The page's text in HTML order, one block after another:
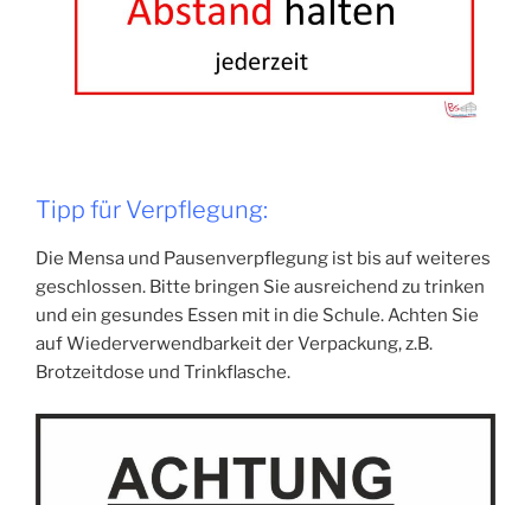
Tipp für Verpflegung:
Die Mensa und Pausenverpflegung ist bis auf weiteres
geschlossen. Bitte bringen Sie ausreichend zu trinken
und ein gesundes Essen mit in die Schule. Achten Sie
auf Wiederverwendbarkeit der Verpackung, z.B.
Brotzeitdose und Trinkflasche.